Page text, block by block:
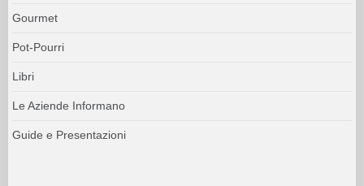
Gourmet
Pot-Pourri
Libri
Le Aziende Informano
Guide e Presentazioni